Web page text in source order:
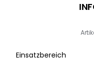
Einsatzbereich